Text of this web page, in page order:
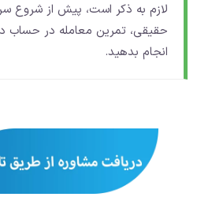
لازم به ذکر است، پیش از شروع
حقیقی، تمرین معامله در حساب
انجام بدهید.